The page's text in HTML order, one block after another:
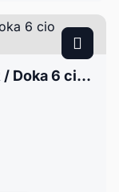
Ford Transit VII 2.0 Tdci 2018 R / Doka 6 cio Osobowa !! Klima !